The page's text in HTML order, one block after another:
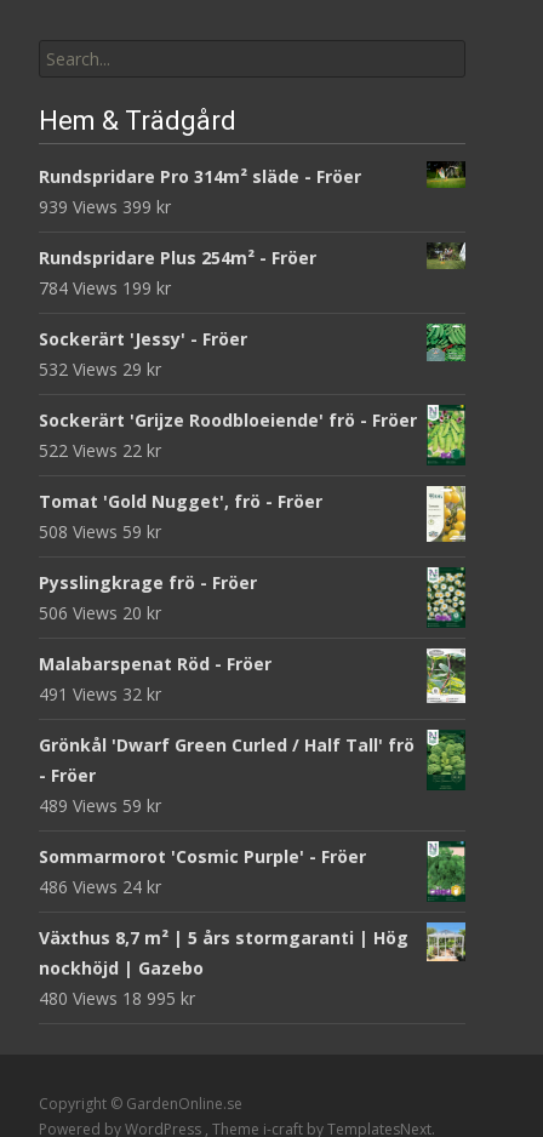
for:
Hem & Trädgård
Rundspridare Pro 314m² släde - Fröer
939 Views 399 kr
Rundspridare Plus 254m² - Fröer
784 Views 199 kr
Sockerärt 'Jessy' - Fröer
532 Views 29 kr
Sockerärt 'Grijze Roodbloeiende' frö - Fröer
522 Views 22 kr
Tomat 'Gold Nugget', frö - Fröer
508 Views 59 kr
Pysslingkrage frö - Fröer
506 Views 20 kr
Malabarspenat Röd - Fröer
491 Views 32 kr
Grönkål 'Dwarf Green Curled / Half Tall' frö
- Fröer
489 Views 59 kr
Sommarmorot 'Cosmic Purple' - Fröer
486 Views 24 kr
Växthus 8,7 m² | 5 års stormgaranti | Hög
nockhöjd | Gazebo
480 Views 18 995 kr
Copyright © GardenOnline.se
Powered by WordPress , Theme i-craft by TemplatesNext.